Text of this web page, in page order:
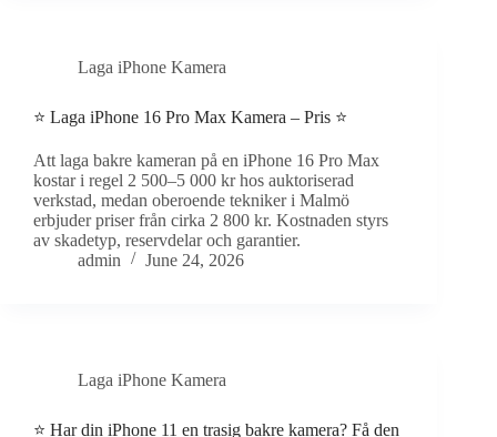
Laga iPhone Kamera
⭐ Laga iPhone 16 Pro Max Kamera – Pris ⭐
Att laga bakre kameran på en iPhone 16 Pro Max
kostar i regel 2 500–5 000 kr hos auktoriserad
verkstad, medan oberoende tekniker i Malmö
erbjuder priser från cirka 2 800 kr. Kostnaden styrs
av skadetyp, reservdelar och garantier.
admin
June 24, 2026
Laga iPhone Kamera
⭐ Har din iPhone 11 en trasig bakre kamera? Få den